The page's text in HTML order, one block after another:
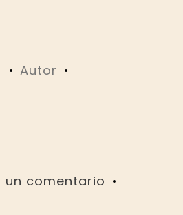
Autor
un comentario